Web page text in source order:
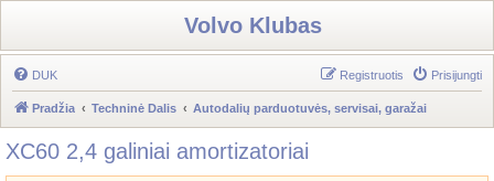
Volvo Klubas
DUK Prisijungti
Registruotis
Pradžia Techninė Dalis Autodalių parduotuvės, servisai, garažai
XC60 2,4 galiniai amortizatoriai